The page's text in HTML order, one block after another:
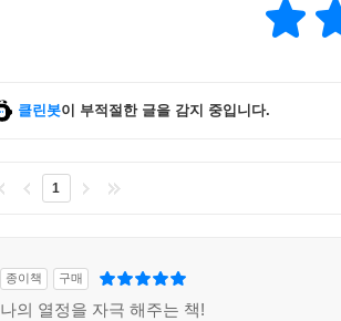
클린봇이 부적절한 글을 감지 중입니다.
1
종이책 구매
나의 열정을 자극 해주는 책!